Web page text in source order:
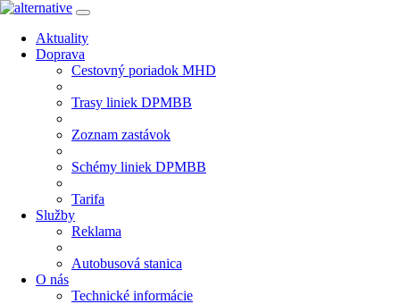
Aktuality
Doprava
Cestovný poriadok MHD
Trasy liniek DPMBB
Zoznam zastávok
Schémy liniek DPMBB
Tarifa
Služby
Reklama
Autobusová stanica
O nás
Technické informácie